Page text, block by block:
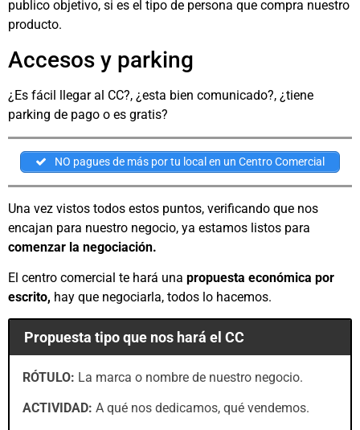
publico objetivo, si es el tipo de persona que compra nuestro
producto.
Accesos y parking
¿Es fácil llegar al CC?, ¿esta bien comunicado?, ¿tiene
parking de pago o es gratis?
NO pagues de más por tu local en un Centro Comercial
Una vez vistos todos estos puntos, verificando que nos
encajan para nuestro negocio, ya estamos listos para
comenzar la negociación.
El centro comercial te hará una propuesta económica por
escrito, hay que negociarla, todos lo hacemos.
Propuesta tipo que nos hará el CC
RÓTULO: La marca o nombre de nuestro negocio.
ACTIVIDAD: A qué nos dedicamos, qué vendemos.